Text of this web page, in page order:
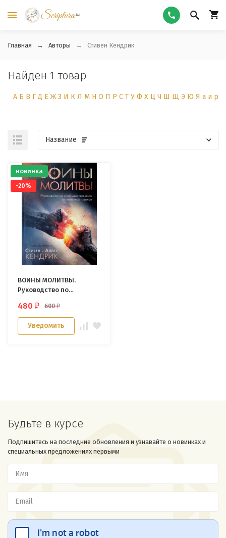
Главная Авторы Стивен Кендрик
Найден 1 товар
А Б В Г Д Е Ж З И К Л М Н О П Р С Т У Ф Х Ц Ч Ш Щ Э Ю Я а и р
Название
новинка
-20%
ВОИНЫ МОЛИТВЫ.
Руководство по
молитвенных навыков.
Стивен и Алекс Кендрик
480₽ 600₽
Уведомить
Будьте в курсе
Подпишитесь на последние обновления и узнавайте о новинках и
специальных предложениях первыми